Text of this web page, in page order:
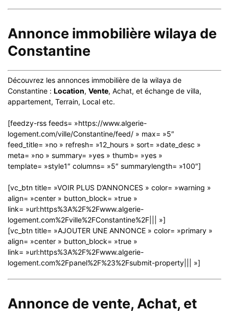
Annonce immobilière wilaya de
Constantine
Découvrez les annonces immobilière de la wilaya de
Constantine : Location, Vente, Achat, et échange de villa,
appartement, Terrain, Local etc.
[feedzy-rss feeds= »https://www.algerie-
logement.com/ville/Constantine/feed/ » max= »5″
feed_title= »no » refresh= »12_hours » sort= »date_desc »
meta= »no » summary= »yes » thumb= »yes »
template= »style1″ columns= »5″ summarylength= »100″]
[vc_btn title= »VOIR PLUS D’ANNONCES » color= »warning »
align= »center » button_block= »true »
link= »url:https%3A%2F%2Fwww.algerie-
logement.com%2Fville%2FConstantine%2F||| »]
[vc_btn title= »AJOUTER UNE ANNONCE » color= »primary »
align= »center » button_block= »true »
link= »url:https%3A%2F%2Fwww.algerie-
logement.com%2Fpanel%2F%23%2Fsubmit-property||| »]
Annonce de vente, Achat, et